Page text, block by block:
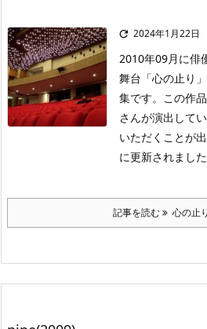
 2024年1月22日
2010年09月に俳
舞台「心の止り
集です。この作
さんが演出して
いただくことが
に更新されまし
記事を読む 心の止